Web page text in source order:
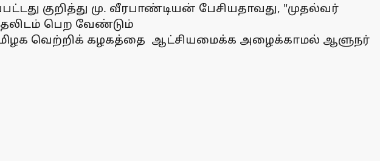
குறித்து மு. வீரபாண்டியன் பேசியதாவது, "முதல்வர்
பெற வேண்டும்
தமிழக வெற்றிக் கழகத்தை ஆட்சியமைக்க அழைக்காமல் ஆளுநர்